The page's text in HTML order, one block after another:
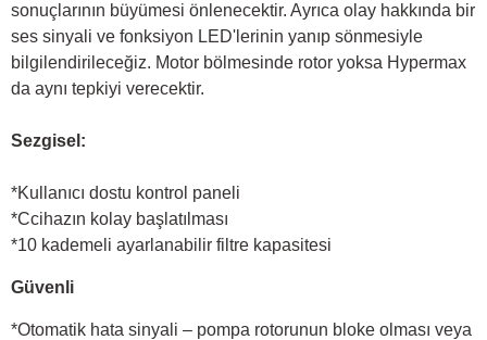
sonuçlarının büyümesi önlenecektir. Ayrıca olay hakkında bir
ses sinyali ve fonksiyon LED'lerinin yanıp sönmesiyle
bilgilendirileceğiz. Motor bölmesinde rotor yoksa Hypermax
da aynı tepkiyi verecektir.
Sezgisel:
*Kullanıcı dostu kontrol paneli
*Ccihazın kolay başlatılması
*10 kademeli ayarlanabilir filtre kapasitesi
Güvenli
*Otomatik hata sinyali – pompa rotorunun bloke olması veya